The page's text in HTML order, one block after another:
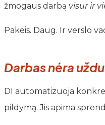
žmogaus darbą visur ir
Pakeis. Daug. Ir verslo
Darbas nėra
DI automatizuoja
pildymą. Jis apima